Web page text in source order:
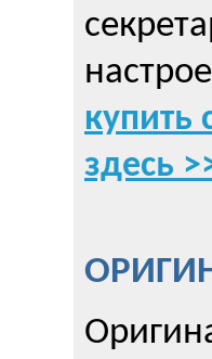
купить
здесь